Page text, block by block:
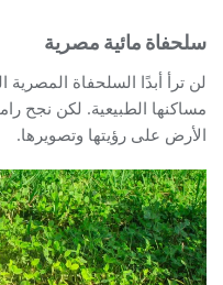
سلحفاة مائية مصرية
لن ترأ أبدًا السلحفاة
مساكنها الطبيعية. لكن نجح
الأرض على رؤيتها وتصويرها.